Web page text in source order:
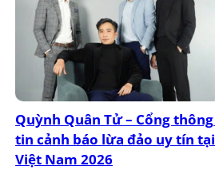
Quỳnh Quân Tử – Cổng thông
tin cảnh báo lừa đảo uy tín tại
Việt Nam 2026